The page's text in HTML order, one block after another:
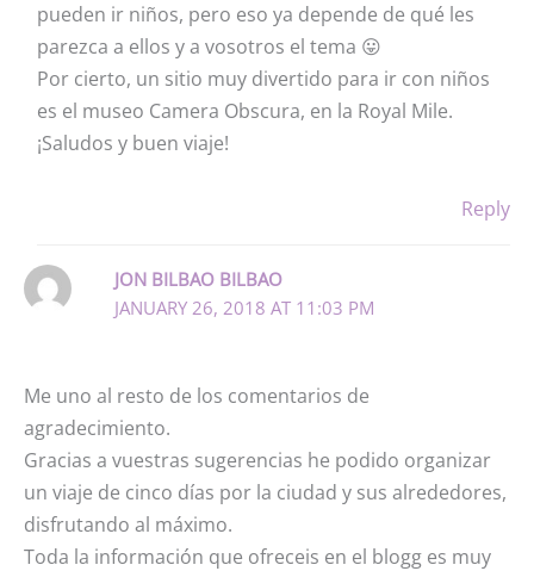
pueden ir niños, pero eso ya depende de qué les
parezca a ellos y a vosotros el tema 😛
Por cierto, un sitio muy divertido para ir con niños
es el museo Camera Obscura, en la Royal Mile.
¡Saludos y buen viaje!
Reply
JON BILBAO BILBAO
JANUARY 26, 2018 AT 11:03 PM
Me uno al resto de los comentarios de
agradecimiento.
Gracias a vuestras sugerencias he podido organizar
un viaje de cinco días por la ciudad y sus alrededores,
disfrutando al máximo.
Toda la información que ofreceis en el blogg es muy